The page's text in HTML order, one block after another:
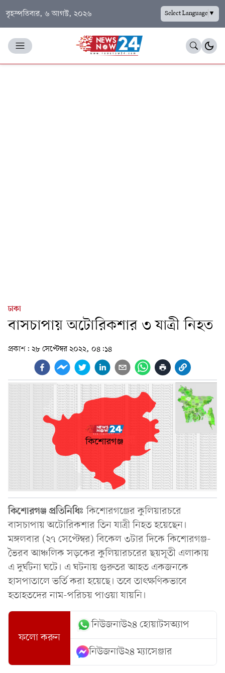
বৃহস্পতিবার, ৬ আগস্ট, ২০২৬ Select Language▼
ঢাকা
বাসচাপায় অটোরিকশার ৩ যাত্রী নিহত
প্রকাশ: ২৮ সেপ্টেম্বর ২০২২, ০৪:১৪
কিশোরগঞ্জ প্রতিনিধিঃ কিশোরগঞ্জের কুলিয়ারচরে
বাসচাপায় অটোরিকশার তিন যাত্রী নিহত হয়েছেন।
মঙ্গলবার (২৭ সেপ্টেম্বর) বিকেল ৩টার দিকে কিশোরগঞ্জ-
ভৈরব আঞ্চলিক সড়কের কুলিয়ারচরের ছয়সূতী এলাকায়
এ দুর্ঘটনা ঘটে। এ ঘটনায় গুরুতর আহত একজনকে
হাসপাতালে ভর্তি করা হয়েছে। তবে তাৎক্ষণিকভাবে
হতাহতদের নাম-পরিচয় পাওয়া যায়নি।
ফলো করুন
নিউজনাউ২৪ হোয়াটসঅ্যাপ
নিউজনাউ২৪ ম্যাসেঞ্জার